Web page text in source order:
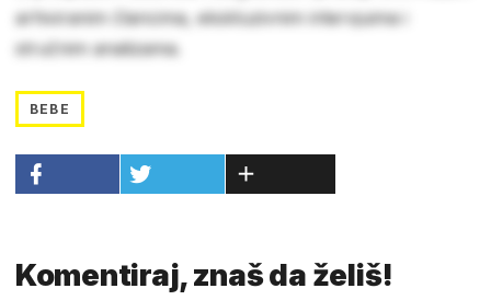
arhiviranim člancima, ekskluzivnim intervjuima i
stručnim analizama.
BEBE
Komentiraj, znaš da želiš!